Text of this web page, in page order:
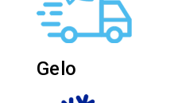
Gelo